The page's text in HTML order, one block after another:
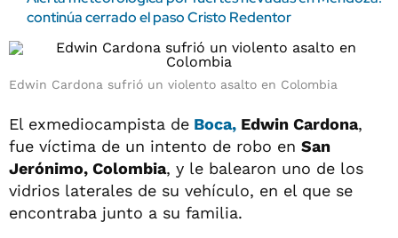
continúa cerrado el paso Cristo Redentor
Edwin Cardona sufrió un violento asalto en Colombia
El exmediocampista de Boca, Edwin Cardona,
fue víctima de un intento de robo en San
Jerónimo, Colombia, y le balearon uno de los
vidrios laterales de su vehículo, en el que se
encontraba junto a su familia.